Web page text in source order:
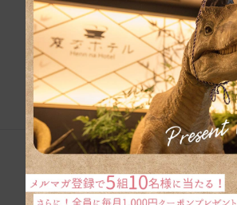
パンフレットはこち
ら